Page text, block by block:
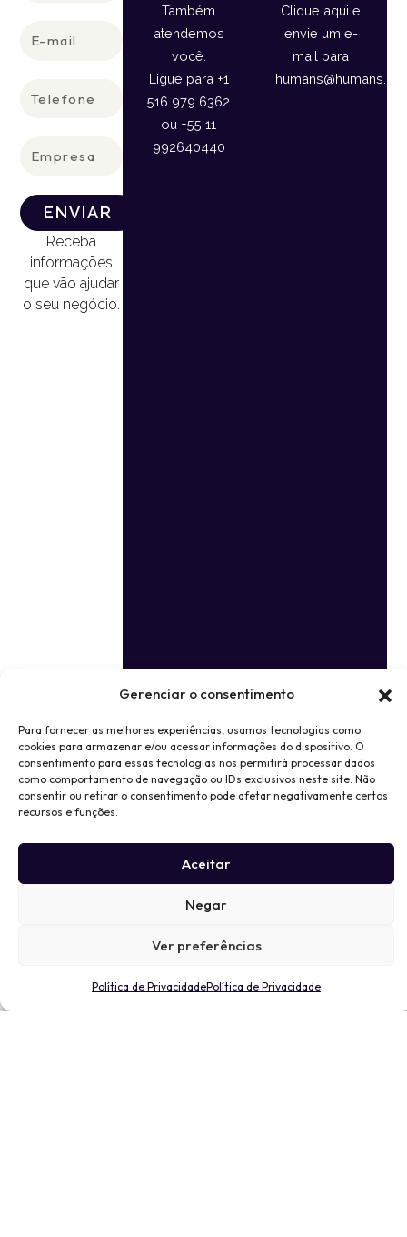
Gerenciar o consentimento
Para fornecer as melhores experiências, usamos tecnologias como
cookies para armazenar e/ou acessar informações do dispositivo. O
consentimento para essas tecnologias nos permitirá processar dados
como comportamento de navegação ou IDs exclusivos neste site. Não
consentir ou retirar o consentimento pode afetar negativamente certos
recursos e funções.
Aceitar
Negar
Ver preferências
Política de PrivacidadePolítica de Privacidade
ENVIAR
Receba
informações
que vão ajudar
o seu negócio.
Também
atendemos
você.
Ligue para +1
516 979 6362
ou +55 11
992640440
Clique aqui e
envie um e-
mail para